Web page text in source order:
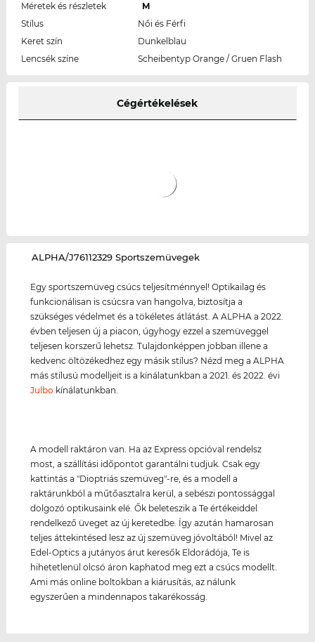
Méretek és részletek
M
Stílus
Női és Férfi
Keret szín
Dunkelblau
Lencsék színe
Scheibentyp Orange / Gruen Flash
Cégértékelések
‌ALPHA/J76112329 Sportszemüvegek
Egy sportszemüveg csúcs teljesítménnyel! Optikailag és
funkcionálisan is csúcsra van hangolva, biztosítja a
szükséges védelmet és a tökéletes átlátást. A ALPHA a 2022.
évben teljesen új a piacon, úgyhogy ezzel a szemüveggel
teljesen korszerű lehetsz. Tulajdonképpen jobban illene a
kedvenc öltözékedhez egy másik stílus? Nézd meg a ALPHA
más stílusú modelljeit is a kínálatunkban a 2021. és 2022. évi
Julbo kínálatunkban.
A modell raktáron van. Ha az Express opcióval rendelsz
most, a szállítási időpontot garantálni tudjuk. Csak egy
kattintás a "Dioptriás szemüveg"-re, és a modell a
raktárunkból a műtőasztalra kerül, a sebészi pontossággal
dolgozó optikusaink elé. Ők beleteszik a Te értékeiddel
rendelkező üveget az új keretedbe. Így azután hamarosan
teljes áttekintésed lesz az új szemüveg jóvoltából! Mivel az
Edel-Optics a jutányos árut keresők Eldorádója, Te is
hihetetlenül olcsó áron kaphatod meg ezt a csúcs modellt.
Ami más online boltokban a kiárusítás, az nálunk
egyszerűen a mindennapos takarékosság.